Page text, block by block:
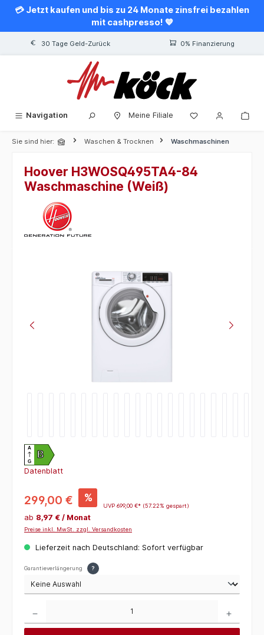
springen
💳 Jetzt kaufen und bis zu 24 Monate zinsfrei bezahlen
mit cashpresso! 💙
30 Tage Geld-Zurück 0% Finanzierung
Navigation Meine Filiale
Sie sind hier: Waschen & Trocknen Waschmaschinen
Hoover H3WOSQ495TA4-84
Waschmaschine (Weiß)
B
A
G
Datenblatt
299,00 € %
UVP 699,00 €* (57.22% gespart)
ab 8,97 € / Monat
Preise inkl. MwSt. zzgl. Versandkosten
Lieferzeit nach Deutschland: Sofort verfügbar
Garantieverlängerung ?